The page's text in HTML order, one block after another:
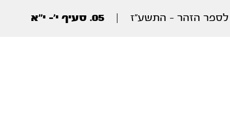
הזהר – התשע”ז 05. סעיף י’- י’’א